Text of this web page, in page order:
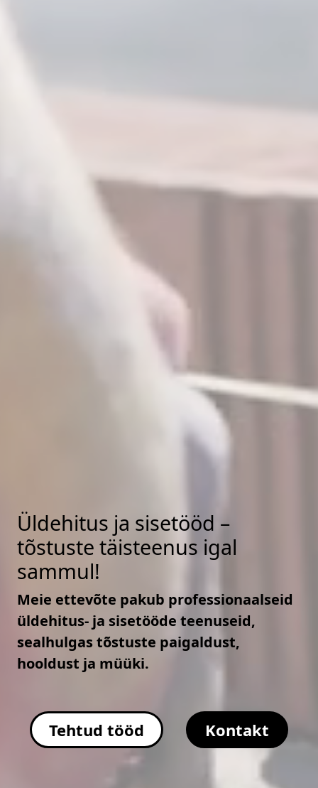
Üldehitus ja sisetööd –
tõstuste täisteenus igal
sammul!
Meie ettevõte pakub professionaalseid
üldehitus- ja sisetööde teenuseid,
sealhulgas tõstuste paigaldust,
hooldust ja müüki.
Tehtud tööd Kontakt